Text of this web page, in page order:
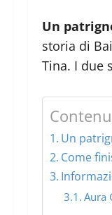
Un
storia di
Tina. I due
Un
Come
Aura